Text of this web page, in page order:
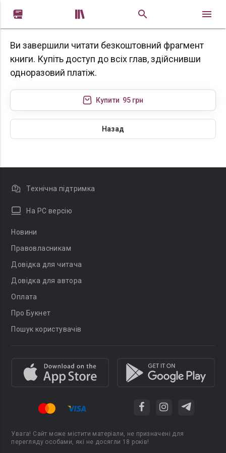
 
Ви завершили читати безкоштовний фрагмент
книги. Купіть доступ до всіх глав, здійснивши
одноразовий платіж.
Купити 95 грн
Назад
Технічна підтримка
На PC версію
Новини
Правовласникам
Довідка для читача
Довідка для автора
Оплата
Про Букнет
Пошук користувачів
Увага! Сайт може містити матеріали, не призначені для
перегляду особами, які не досягли 18 років!